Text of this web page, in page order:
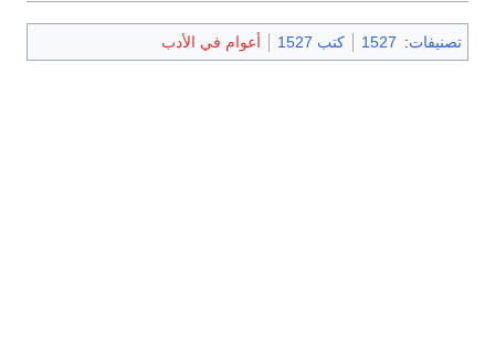
تصنيفات:
1527 كتب 1527 أعوام في الأدب